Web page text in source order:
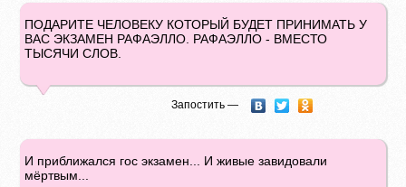
ПОДАРИТЕ ЧЕЛОВЕКУ КОТОРЫЙ БУДЕТ ПРИНИМАТЬ У
ВАС ЭКЗАМЕН РАФАЭЛЛО. РАФАЭЛЛО - ВМЕСТО
ТЫСЯЧИ СЛОВ.
Запостить —
И приближался гос экзамен... И живые завидовали
мёртвым...